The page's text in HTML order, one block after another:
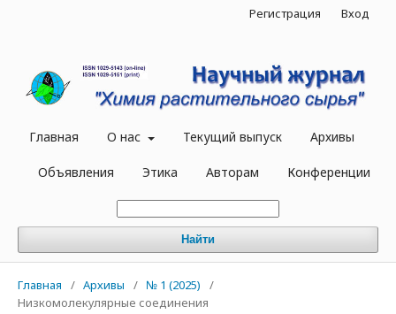
Главная О нас Текущий выпуск Архивы
Объявления Этика Авторам Конференции
Найти
Регистрация Вход
Главная / Архивы / № 1 (2025)
/
Низкомолекулярные соединения